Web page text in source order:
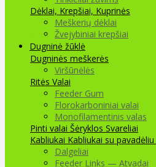
Dėklai, Krepšiai, Kuprinės
Meškerių dėklai
Žvejybiniai krepšiai
Dugninė žūklė
Dugninės meškerės
Viršūnėlės
Ritės Valai
Feeder Gum
Florokarboniniai valai
Monofilamentinis valas
Pinti valai Šėryklos Svareliai
Kabliukai Kabliukai su pavadėliu
Dalgeliai
Feeder Links — Atvadai